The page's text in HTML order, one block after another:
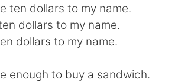
ten dollars to my name.
dollars to my name.
dollars to my name.
enough to buy a sandwich.